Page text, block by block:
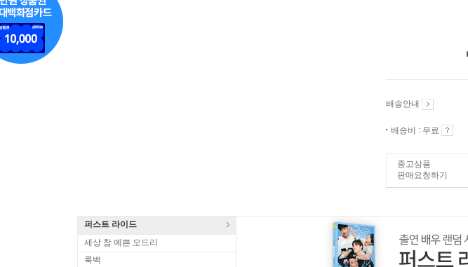
배송안내
배송비 : 무료
중고상품
판매요청하기
퍼스트 라이드
세상 참 예쁜 오드리
룩백